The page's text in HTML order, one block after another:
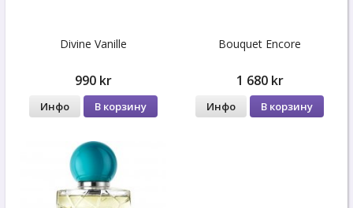
Divine Vanille
990 kr
Инфо В корзину
Bouquet Encore
1 680 kr
Инфо В корзину